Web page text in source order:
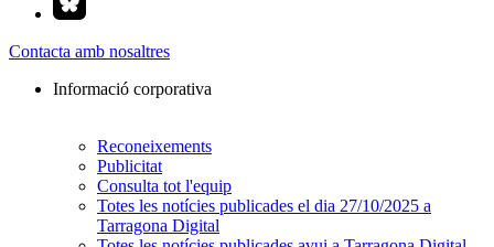
Contacta amb nosaltres
Informació corporativa
Reconeixements
Publicitat
Consulta tot l'equip
Totes les notícies publicades el dia 27/10/2025 a
Tarragona Digital